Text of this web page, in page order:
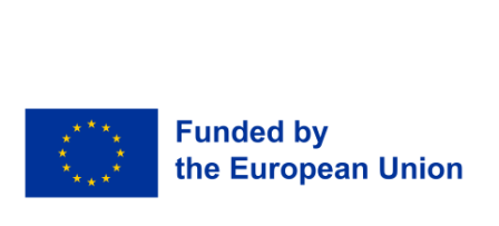
Image